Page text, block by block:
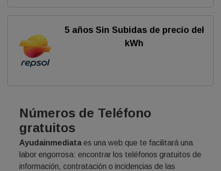
5 años Sin Subidas de precio del
kWh
Números de Teléfono
gratuitos
Ayudainmediataes una web que te facilitará una
labor engorrosa: encontrar los teléfonos gratuitos de
información, contratación o incidencias de las